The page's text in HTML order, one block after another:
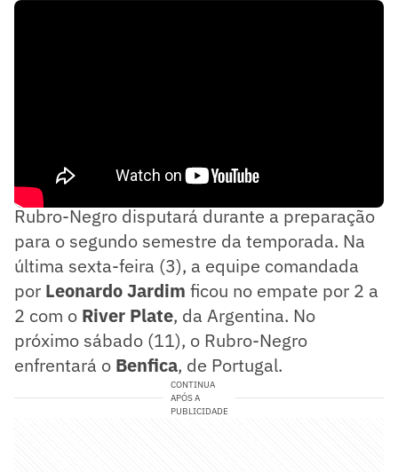
Este será o segundo dos três amistosos que o
Rubro-Negro disputará durante a preparação
para o segundo semestre da temporada. Na
última sexta-feira (3), a equipe comandada
por Leonardo Jardim ficou no empate por 2 a
2 com o River Plate, da Argentina. No
próximo sábado (11), o Rubro-Negro
enfrentará o Benfica, de Portugal.
CONTINUA
APÓS A
PUBLICIDADE